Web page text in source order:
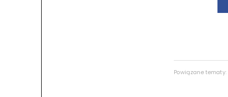
Powiązane tematy: